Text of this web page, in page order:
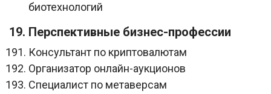
биотехнологий
19. Перспективные бизнес-профессии
Консультант по криптовалютам
Организатор онлайн-аукционов
Специалист по метаверсам